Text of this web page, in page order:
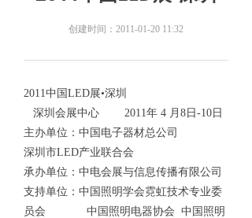
创建时间： 2011-01-20 11:32
2011中国LED展•深圳
深圳会展中心 2011年 4 月8日-10日
主办单位：中国电子器材总公司
深圳市LED产业联合会
承办单位：中电会展与信息传播有限公司
支持单位：中国照明学会霓虹技术专业委
员会 中国照明电器协会 中国照明